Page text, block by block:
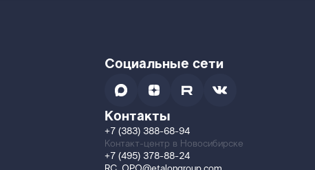
Социальные сети
Контакты
+7 (383) 388-68-94
Контакт-центр в Новосибирске
+7 (495) 378-88-24